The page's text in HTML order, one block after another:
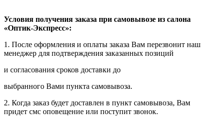
Условия получения заказа при самовывозе из салона
«Оптик-Экспресс»:
1. После оформления и оплаты заказа Вам перезвонит наш
менеджер для подтверждения заказанных позиций
и согласования сроков доставки до
выбранного Вами пункта самовывоза.
2. Когда заказ будет доставлен в пункт самовывоза, Вам
придет смс оповещение или поступит звонок.